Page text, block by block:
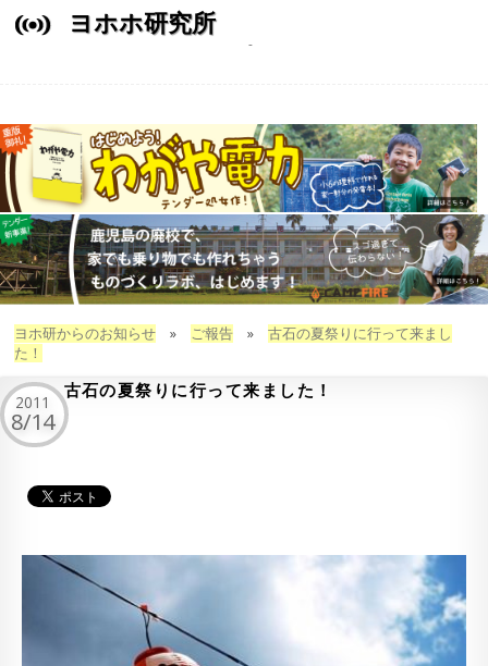
ヨホホ研究所
ヨホ研からのお知らせ» ご報告» 古石の夏祭りに行って来まし
た！
古石の夏祭りに行って来ました！
2011
8/14